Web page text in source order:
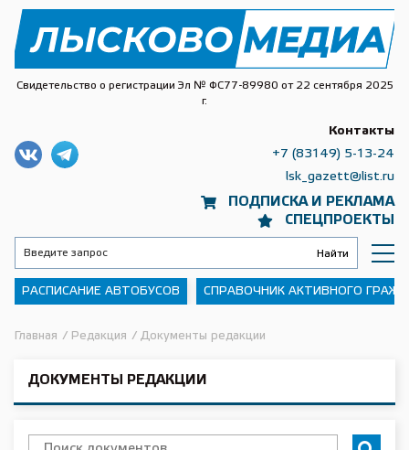
Свидетельство о регистрации Эл № ФС77-89980 от 22 сентября 2025
г.
ПОДПИСКА И РЕКЛАМА
СПЕЦПРОЕКТЫ
Контакты
+7 (83149) 5-13-24
lsk_gazett@list.ru
РАСПИСАНИЕ АВТОБУСОВ СПРАВОЧНИК АКТИВНОГО
Главная / Редакция / Документы редакции
ДОКУМЕНТЫ РЕДАКЦИИ